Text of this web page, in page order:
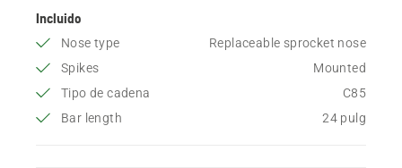
Incluido
Nose type
Replaceable sprocket nose
Spikes
Mounted
Tipo de cadena
C85
Bar length
24 pulg